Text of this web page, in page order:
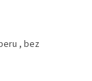
, bez